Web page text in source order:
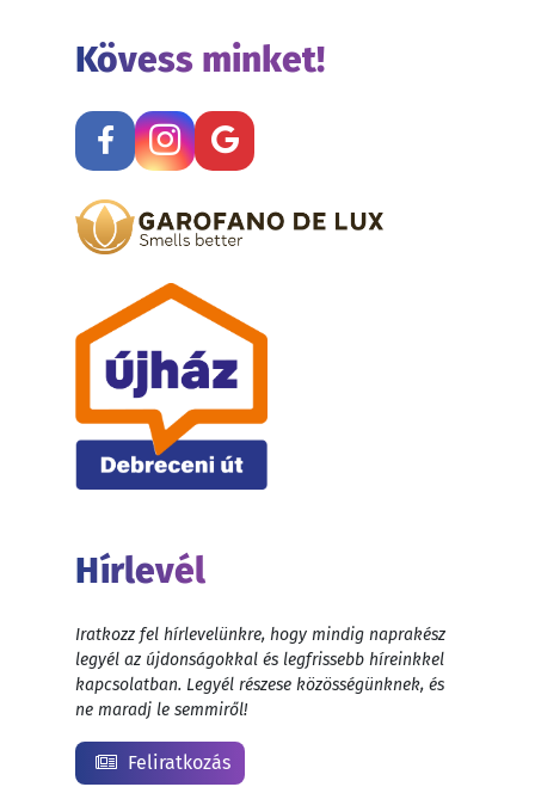
Kövess minket!
Hírlevél
Iratkozz fel hírlevelünkre, hogy mindig naprakész
legyél az újdonságokkal és legfrissebb híreinkkel
kapcsolatban. Legyél részese közösségünknek, és
ne maradj le semmiről!
Feliratkozás